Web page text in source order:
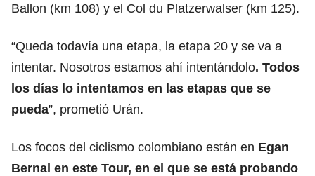
Ballon (km 108) y el Col du Platzerwalser (km 125).
“Queda todavía una etapa, la etapa 20 y se va a
intentar. Nosotros estamos ahí intentándolo. Todos
los días lo intentamos en las etapas que se
pueda”, prometió Urán.
Los focos del ciclismo colombiano están en Egan
Bernal en este Tour, en el que se está probando